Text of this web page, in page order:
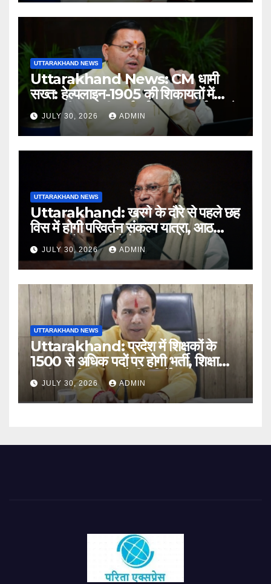
UTTARAKHAND NEWS
Uttarakhand News: CM धामी
सख्त: हेल्पलाइन-1905 की शिकायतों में
लापरवाही पर होगी कार्रवाई, शून्य प्रदर्शन वाले
अधिकारियों को नोटिस…
JULY 30, 2026 ADMIN
UTTARAKHAND NEWS
Uttarakhand: खरगे के दौरे से पहले छह
विस में होगी परिवर्तन संकल्प यात्रा, आठ
अगस्त को हल्द्वानी में रैली
JULY 30, 2026 ADMIN
UTTARAKHAND NEWS
Uttarakhand: प्रदेश में शिक्षकों के
1500 से अधिक पदों पर होगी भर्ती, शिक्षा
मंत्री धन सिंह रावत ने दिए निर्देश
JULY 30, 2026 ADMIN